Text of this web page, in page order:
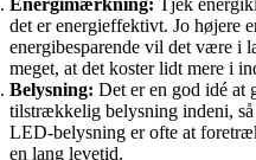
Energimærkning: Tjek
det er energieffektivt. Jo højere
energibesparende vil det være i
meget, at det koster lidt mere i
Belysning: Det er en god idé at
tilstrækkelig belysning indeni,
LED-belysning er ofte at
en lang levetid.